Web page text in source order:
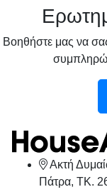
Βοηθήστε μας να
Ακτή
Πάτρα, TK.